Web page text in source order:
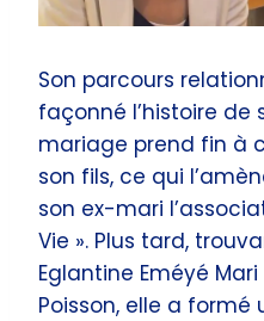
Son parcours
façonné l’histoire de
mariage prend fin à
son fils, ce qui
son ex-mari
Vie ». Plus tard,
Eglantine Eméyé
Poisson, elle a formé